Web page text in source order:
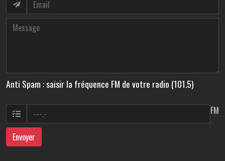
Anti Spam : saisir la fréquence FM de votre radio (101.5)
FM
Envoyer